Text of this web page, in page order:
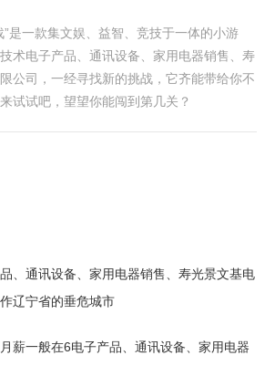
”是一款集文娱、益智、竞技于一体的小游
术电子产品、通讯设备、家用电器销售、寿
公司，一经寻找新的挑战，它齐能带给你不
试试吧，望望你能闯到第几关？
、通讯设备、家用电器销售、寿光景文基电
辽宁省的垂危城市
薪一般在6电子产品、通讯设备、家用电器